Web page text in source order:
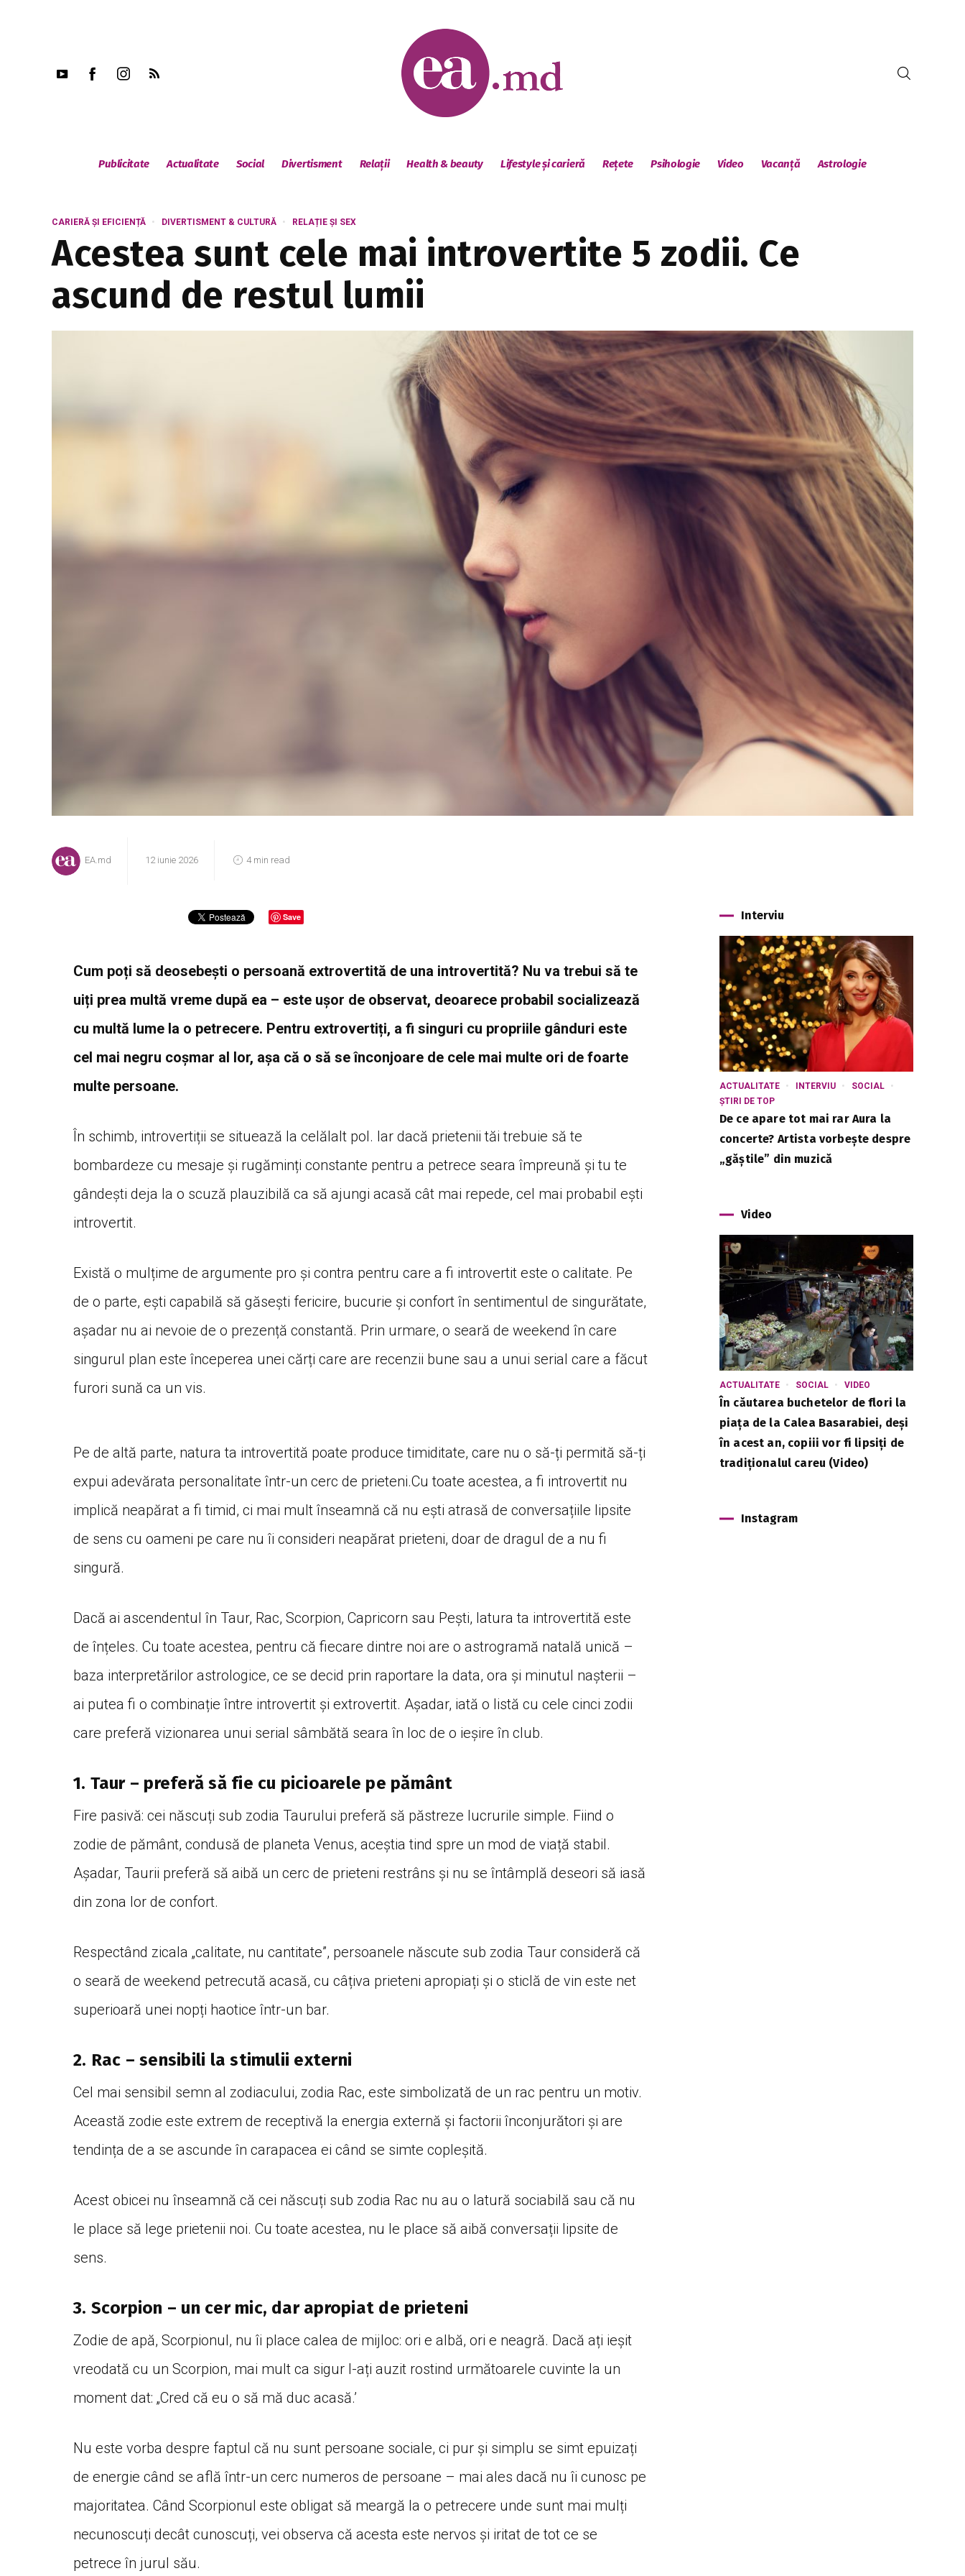
Publicitate Actualitate Social Divertisment Relații Health & beauty Lifestyle și carieră Rețete Psihologie Video Vacanță Astrologie
CARIERĂ ȘI EFICIENȚĂ DIVERTISMENT & CULTURĂ RELAȚIE ȘI SEX
Acestea sunt cele mai introvertite 5 zodii. Ce
ascund de restul lumii
EA.md 12 iunie 2026 4 min read
Save
Cum poți să deosebești o persoană extrovertită de una introvertită? Nu va trebui să te
uiți prea multă vreme după ea – este ușor de observat, deoarece probabil socializează
cu multă lume la o petrecere. Pentru extrovertiți, a fi singuri cu propriile gânduri este
cel mai negru coșmar al lor, așa că o să se înconjoare de cele mai multe ori de foarte
multe persoane.
În schimb, introvertiții se situează la celălalt pol. Iar dacă prietenii tăi trebuie să te
bombardeze cu mesaje și rugăminți constante pentru a petrece seara împreună și tu te
gândești deja la o scuză plauzibilă ca să ajungi acasă cât mai repede, cel mai probabil ești
introvertit.
Există o mulțime de argumente pro și contra pentru care a fi introvertit este o calitate. Pe
de o parte, ești capabilă să găsești fericire, bucurie și confort în sentimentul de singurătate,
așadar nu ai nevoie de o prezență constantă. Prin urmare, o seară de weekend în care
singurul plan este începerea unei cărți care are recenzii bune sau a unui serial care a făcut
furori sună ca un vis.
Pe de altă parte, natura ta introvertită poate produce timiditate, care nu o să-ți permită să-ți
expui adevărata personalitate într-un cerc de prieteni.Cu toate acestea, a fi introvertit nu
implică neapărat a fi timid, ci mai mult înseamnă că nu ești atrasă de conversațiile lipsite
de sens cu oameni pe care nu îi consideri neapărat prieteni, doar de dragul de a nu fi
singură.
Dacă ai ascendentul în Taur, Rac, Scorpion, Capricorn sau Pești, latura ta introvertită este
de înțeles. Cu toate acestea, pentru că fiecare dintre noi are o astrogramă natală unică –
baza interpretărilor astrologice, ce se decid prin raportare la data, ora și minutul nașterii –
ai putea fi o combinație între introvertit și extrovertit. Așadar, iată o listă cu cele cinci zodii
care preferă vizionarea unui serial sâmbătă seara în loc de o ieșire în club.
1. Taur – preferă să fie cu picioarele pe pământ
Fire pasivă: cei născuți sub zodia Taurului preferă să păstreze lucrurile simple. Fiind o
zodie de pământ, condusă de planeta Venus, aceștia tind spre un mod de viață stabil.
Așadar, Taurii preferă să aibă un cerc de prieteni restrâns și nu se întâmplă deseori să iasă
din zona lor de confort.
Respectând zicala „calitate, nu cantitate”, persoanele născute sub zodia Taur consideră că
o seară de weekend petrecută acasă, cu câțiva prieteni apropiați și o sticlă de vin este net
superioară unei nopți haotice într-un bar.
2. Rac – sensibili la stimulii externi
Cel mai sensibil semn al zodiacului, zodia Rac, este simbolizată de un rac pentru un motiv.
Această zodie este extrem de receptivă la energia externă și factorii înconjurători și are
tendința de a se ascunde în carapacea ei când se simte copleșită.
Acest obicei nu înseamnă că cei născuți sub zodia Rac nu au o latură sociabilă sau că nu
le place să lege prietenii noi. Cu toate acestea, nu le place să aibă conversații lipsite de
sens.
3. Scorpion – un cer mic, dar apropiat de prieteni
Zodie de apă, Scorpionul, nu îi place calea de mijloc: ori e albă, ori e neagră. Dacă ați ieșit
vreodată cu un Scorpion, mai mult ca sigur l-ați auzit rostind următoarele cuvinte la un
moment dat: „Cred că eu o să mă duc acasă.’
Nu este vorba despre faptul că nu sunt persoane sociale, ci pur și simplu se simt epuizați
de energie când se află într-un cerc numeros de persoane – mai ales dacă nu îi cunosc pe
majoritatea. Când Scorpionul este obligat să meargă la o petrecere unde sunt mai mulți
necunoscuți decât cunoscuți, vei observa că acesta este nervos și iritat de tot ce se
petrece în jurul său.
Interviu
ACTUALITATE INTERVIU
SOCIAL
ȘTIRI DE TOP
De ce apare tot mai rar Aura la
concerte? Artista vorbește despre
„găștile” din muzică
Video
ACTUALITATE SOCIAL VIDEO
În căutarea buchetelor de flori la
piața de la Calea Basarabiei, deși
în acest an, copiii vor fi lipsiți de
tradiționalul careu (Video)
Instagram